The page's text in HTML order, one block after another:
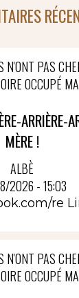
N'ONT PAS
OCCUPÉ
ARRIÈRE-
MÈRE !
ALBÈ
2026 - 15:03
re
N'ONT PAS
OCCUPÉ